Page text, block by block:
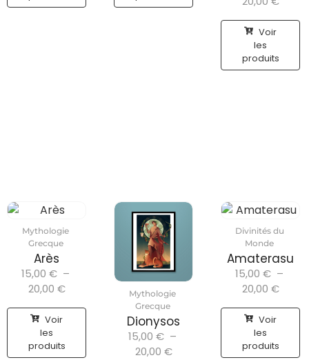
Voir
les
produits
Mythologie
Grecque
Arès
15,00 € –
20,00 €
Voir
les
produits
Mythologie
Grecque
Dionysos
15,00 € –
20,00 €
Divinités du
Monde
Amaterasu
15,00 € –
20,00 €
Voir
les
produits